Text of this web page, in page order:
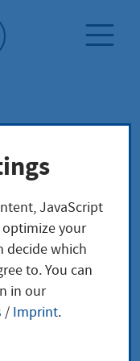
JavaScript
your
decide which
to. You can
in our
/ Imprint.